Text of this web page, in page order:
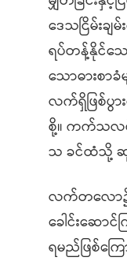
ဒေသငြိမ်းခ
ရပ်တန့်နိုင်သေ
သောဓားစ
လက်ရှိဖြစ်ပွာ
စို့။ ကက်သလစ်
သ ခင်ထံသို့ ဆု
လက်တလော၌
ခေါင်းဆော
ရမည်ဖြစ်ကြ